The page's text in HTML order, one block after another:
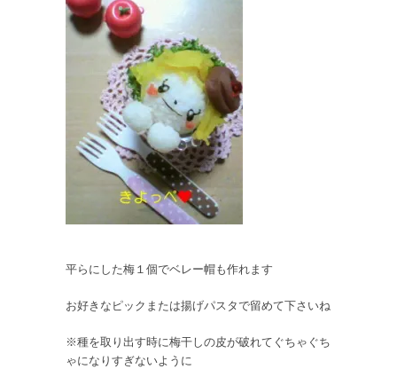
平らにした梅１個でベレー帽も作れます
お好きなピックまたは揚げパスタで留めて下さいね
※種を取り出す時に梅干しの皮が破れてぐちゃぐち
ゃになりすぎないように